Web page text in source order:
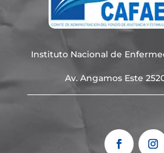
Instituto Nacional de
Av. Angamos Este